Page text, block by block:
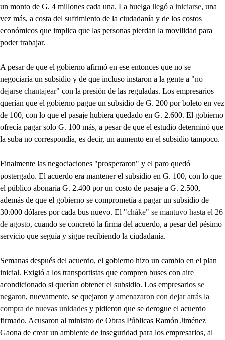
un monto de G. 4 millones cada una. La huelga llegó a iniciarse, una
vez más, a costa del sufrimiento de la ciudadanía y de los costos
económicos que implica que las personas pierdan la movilidad para
poder trabajar.
A pesar de que el gobierno afirmó en ese entonces que no se
negociaría un subsidio y de que incluso instaron a la gente a "no
dejarse chantajear" con la presión de las reguladas. Los empresarios
querían que el gobierno pague un subsidio de G. 200 por boleto en vez
de 100, con lo que el pasaje hubiera quedado en G. 2.600. El gobierno
ofrecía pagar solo G. 100 más, a pesar de que el estudio determinó que
la suba no correspondía, es decir, un aumento en el subsidio tampoco.
Finalmente las negociaciones "prosperaron" y el paro quedó
postergado. El acuerdo era mantener el subsidio en G. 100, con lo que
el público abonaría G. 2.400 por un costo de pasaje a G. 2.500,
además de que el gobierno se comprometía a pagar un subsidio de
30.000 dólares por cada bus nuevo. El "cháke" se mantuvo hasta el 26
de agosto, cuando se concretó la firma del acuerdo, a pesar del pésimo
servicio que seguía y sigue recibiendo la ciudadanía.
Semanas después del acuerdo, el gobierno hizo un cambio en el plan
inicial. Exigió a los transportistas que compren buses con aire
acondicionado si querían obtener el subsidio. Los empresarios se
negaron, nuevamente, se quejaron y amenazaron con dejar atrás la
compra de nuevas unidades y pidieron que se derogue el acuerdo
firmado. Acusaron al ministro de Obras Públicas Ramón Jiménez
Gaona de crear un ambiente de inseguridad para los empresarios, al